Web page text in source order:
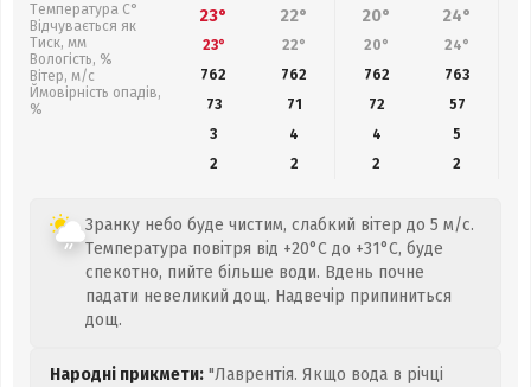
Температура С°
Відчувається як
Тиск, мм
Вологість, %
Вітер, м/с
Ймовірність опадів,
%
23° 22° 20° 24°
23° 22° 20° 24°
762
762 762 763
73
71 72 57
3
4 4
5
2
2 2 2
Зранку небо буде чистим, слабкий вітер до 5 м/с.
Температура повітря від +20°C до +31°C, буде
спекотно, пийте більше води. Вдень почне
падати невеликий дощ. Надвечір припиниться
дощ.
Народні прикмети: "Лаврентія. Якщо вода в річці